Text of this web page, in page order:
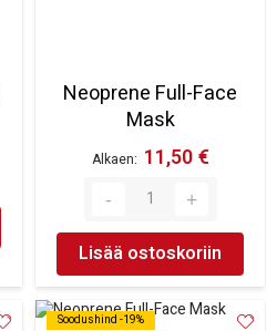
Neoprene Full-Face
Mask
Alkaen 11,50 €
Lisää ostoskoriin
Soodushind -19%
Soodushind -19%